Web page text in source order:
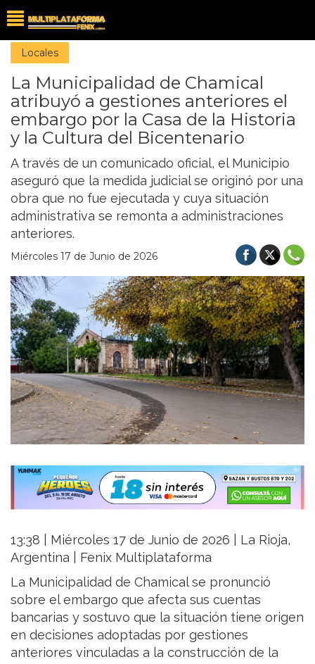
Locales
La Municipalidad de Chamical
atribuyó a gestiones anteriores el
embargo por la Casa de la Historia
y la Cultura del Bicentenario
A través de un comunicado oficial, el Municipio
aseguró que la medida judicial se originó por una
obra que no fue ejecutada y cuya situación
administrativa se remonta a administraciones
anteriores.
Miércoles 17 de Junio de 2026
13:38 | Miércoles 17 de Junio de 2026 | La Rioja,
Argentina | Fenix Multiplataforma
La Municipalidad de Chamical se pronunció
sobre el embargo que afecta sus cuentas
bancarias y sostuvo que la situación tiene origen
en decisiones adoptadas por gestiones
anteriores vinculadas a la construcción de la